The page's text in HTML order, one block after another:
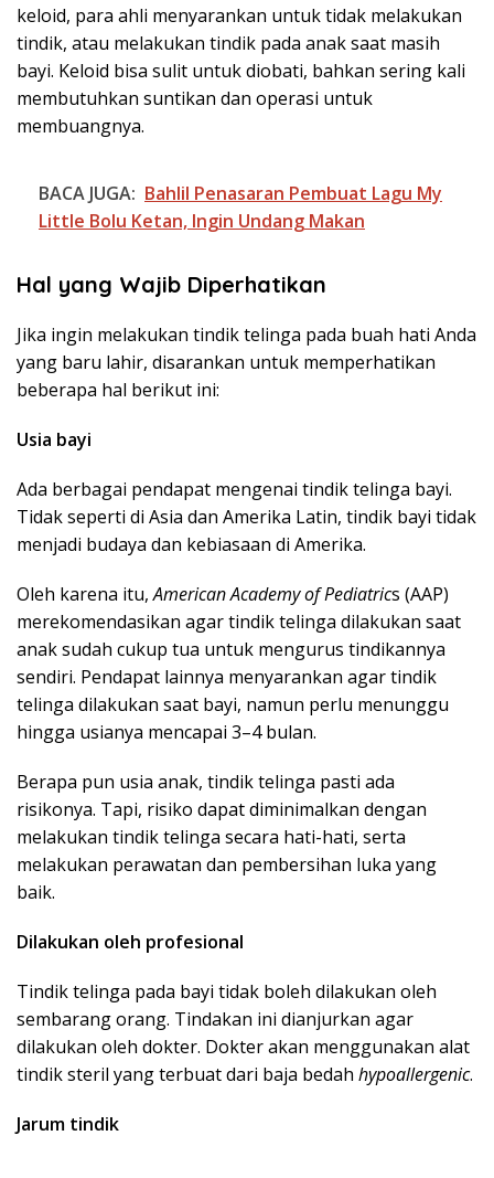
keloid, para ahli menyarankan untuk tidak melakukan
tindik, atau melakukan tindik pada anak saat masih
bayi. Keloid bisa sulit untuk diobati, bahkan sering kali
membutuhkan suntikan dan operasi untuk
membuangnya.
BACA JUGA: Bahlil Penasaran Pembuat Lagu My
Little Bolu Ketan, Ingin Undang Makan
Hal yang Wajib Diperhatikan
Jika ingin melakukan tindik telinga pada buah hati Anda
yang baru lahir, disarankan untuk memperhatikan
beberapa hal berikut ini:
Usia bayi
Ada berbagai pendapat mengenai tindik telinga bayi.
Tidak seperti di Asia dan Amerika Latin, tindik bayi tidak
menjadi budaya dan kebiasaan di Amerika.
Oleh karena itu,American Academy of Pediatrics (AAP)
merekomendasikan agar tindik telinga dilakukan saat
anak sudah cukup tua untuk mengurus tindikannya
sendiri. Pendapat lainnya menyarankan agar tindik
telinga dilakukan saat bayi, namun perlu menunggu
hingga usianya mencapai 3–4 bulan.
Berapa pun usia anak, tindik telinga pasti ada
risikonya. Tapi, risiko dapat diminimalkan dengan
melakukan tindik telinga secara hati-hati, serta
melakukan perawatan dan pembersihan luka yang
baik.
Dilakukan oleh profesional
Tindik telinga pada bayi tidak boleh dilakukan oleh
sembarang orang. Tindakan ini dianjurkan agar
dilakukan oleh dokter. Dokter akan menggunakan alat
tindik steril yang terbuat dari baja bedah hypoallergenic.
Jarum tindik